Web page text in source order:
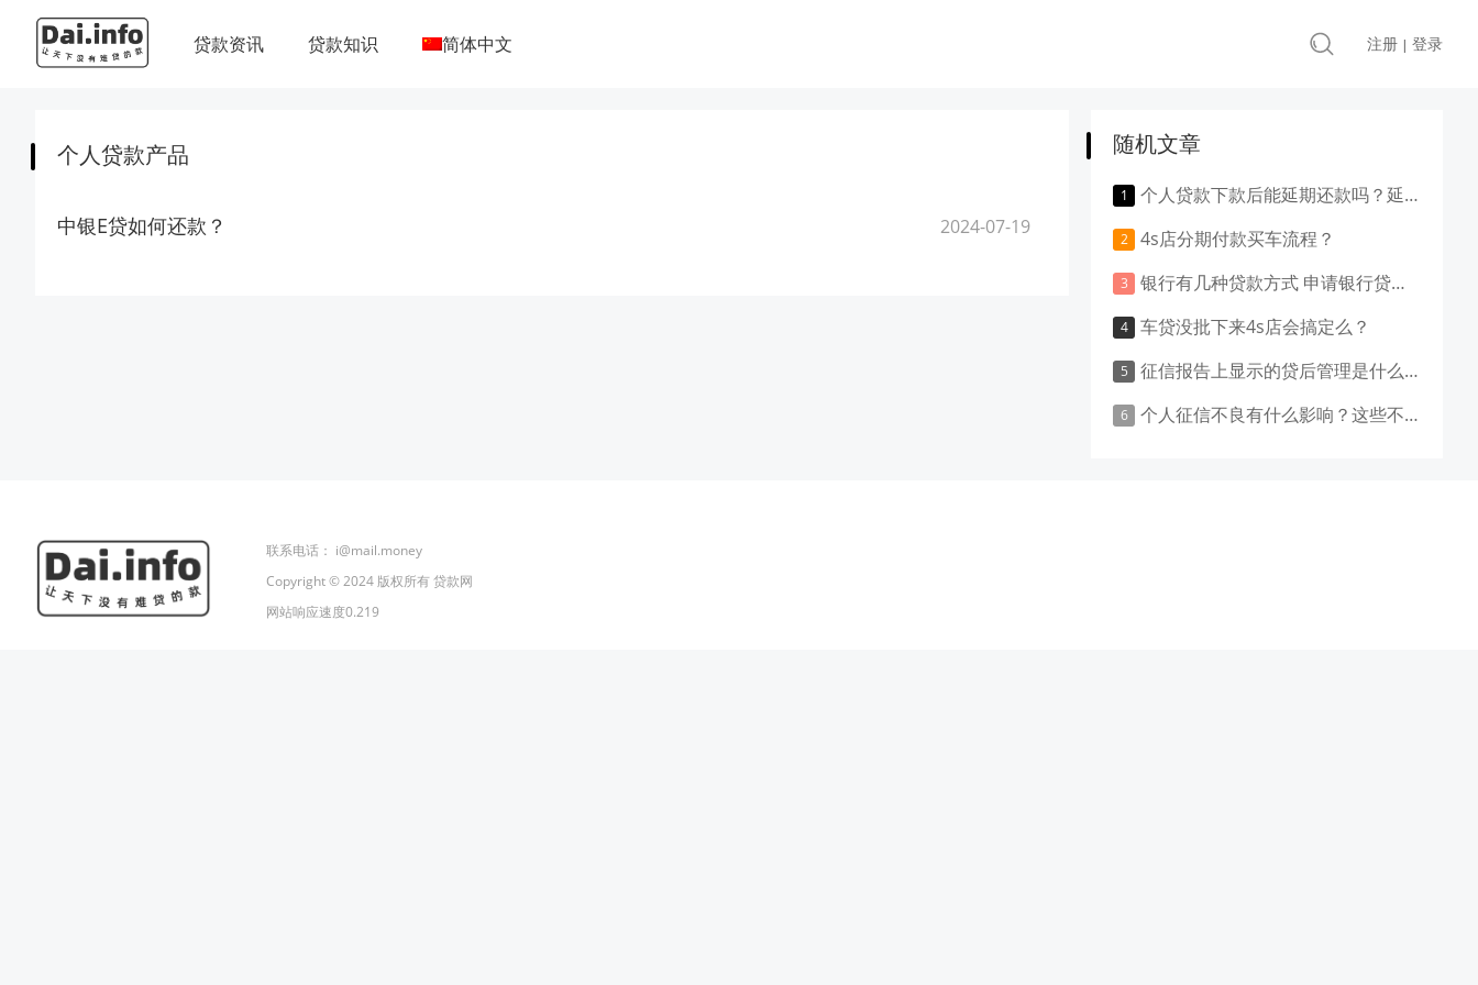
贷款资讯 贷款知识 简体中文 注册 | 登录
个人贷款产品
中银E贷如何还款？ 2024-07-19
随机文章
个人贷款下款后能延期还款吗？延期还款怎么申请？
4s店分期付款买车流程？
银行有几种贷款方式 申请银行贷款有什么条件
车贷没批下来4s店会搞定么？
征信报告上显示的贷后管理是什么意思 看这里就清楚了
个人征信不良有什么影响？这些不良后果不容忽视！
联系电话： i@mail.money
Copyright © 2024 版权所有 贷款网
网站响应速度0.219